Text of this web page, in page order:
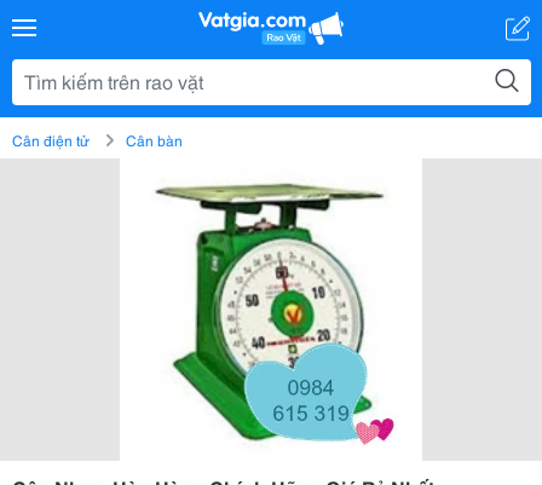
Cân điện tử Cân bàn